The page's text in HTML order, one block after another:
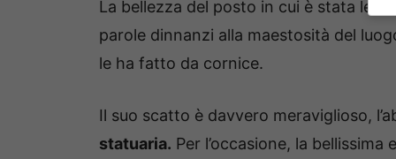
La bellezza del posto in cui è stata le
parole dinnanzi alla maestosità del
le ha fatto da cornice.
Il suo scatto è davvero meraviglioso,
statuaria. Per l’occasione, la bellissima